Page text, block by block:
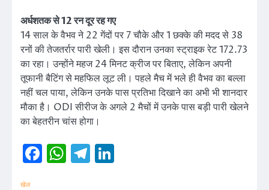
अर्धशतक से 12 रन दूर रह गए
14 साल के वैभव ने 22 गेंदों पर 7 चौके और 1 छक्के की मदद से 38
रनों की तेजतर्रार पारी खेली। इस दौरान उनका स्ट्राइक रेट 172.73
का रहा। उन्होंने महज 24 मिनट क्रीज पर बिताए, लेकिन अपनी
तूफानी बैटिंग से महफिल लूट ली। पहले मैच में भले ही वैभव का बल्ला
नहीं चल पाया, लेकिन उनके पास प्रतिभा दिखाने का अभी भी शानदार
मौका है। ODI सीरीज के अगले 2 मैचों में उनके पास बड़ी पारी खेलने
का बेहतरीन चांस होगा।
Facebook
WhatsApp
Telegram
खेल